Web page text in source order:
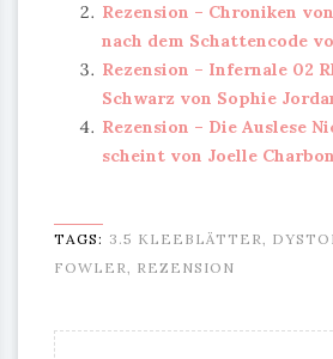
Rezension – Chroniken
nach dem Schattencode
Rezension – Infernale 02
Schwarz von Sophie
Rezension – Die Auslese
scheint von Joelle
TAGS: 3.5 KLEEBLÄTTER,
FOWLER, REZENSION